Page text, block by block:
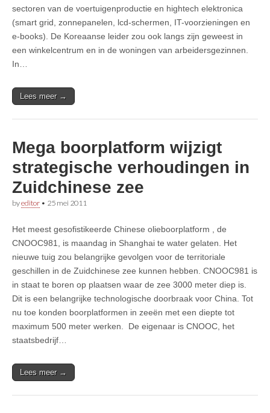
sectoren van de voertuigenproductie en hightech elektronica
(smart grid, zonnepanelen, lcd-schermen, IT-voorzieningen en
e-books). De Koreaanse leider zou ook langs zijn geweest in
een winkelcentrum en in de woningen van arbeidersgezinnen.
In…
Lees meer →
Mega boorplatform wijzigt
strategische verhoudingen in
Zuidchinese zee
byeditor • 25 mei 2011
Het meest gesofistikeerde Chinese olieboorplatform , de
CNOOC981, is maandag in Shanghai te water gelaten. Het
nieuwe tuig zou belangrijke gevolgen voor de territoriale
geschillen in de Zuidchinese zee kunnen hebben. CNOOC981 is
in staat te boren op plaatsen waar de zee 3000 meter diep is.
Dit is een belangrijke technologische doorbraak voor China. Tot
nu toe konden boorplatformen in zeeën met een diepte tot
maximum 500 meter werken. De eigenaar is CNOOC, het
staatsbedrijf…
Lees meer →